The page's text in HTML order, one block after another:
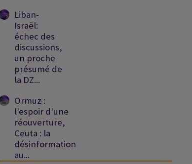
Liban-
Israël:
échec des
discussions,
un proche
présumé de
la DZ...
Ormuz :
l'espoir d'une
réouverture,
Ceuta : la
désinformation
au...